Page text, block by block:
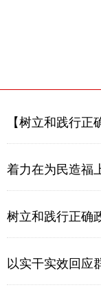
【树立和践行
着力在为民造福
树立和践行正确
以实干实效回应